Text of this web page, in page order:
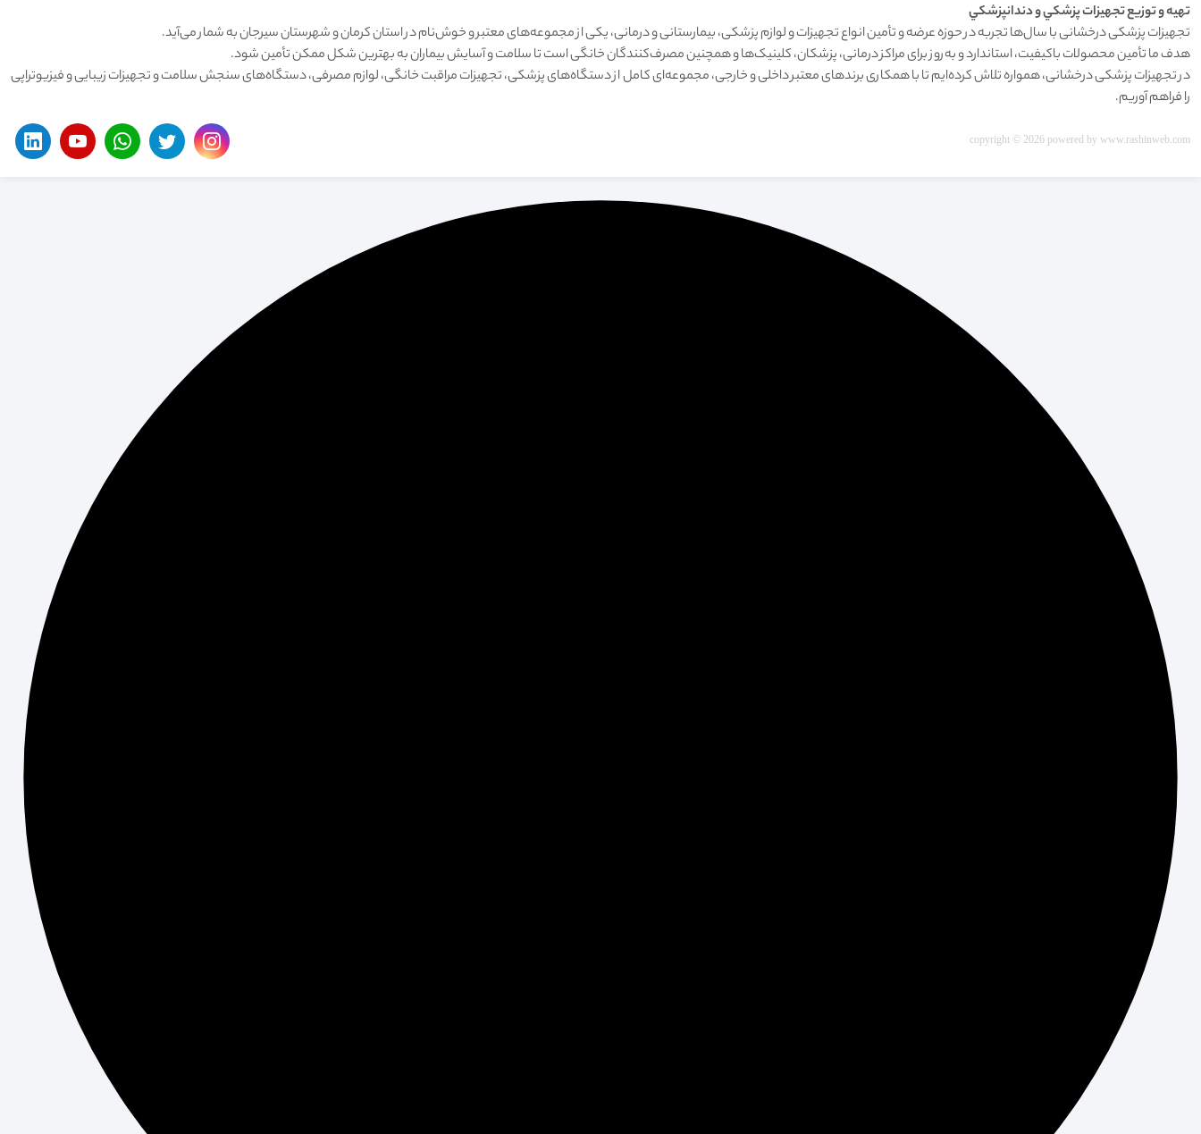
تهيه و توزيع تجهيزات پزشکي و دندانپزشکي
تجهیزات پزشکی درخشانی با سال‌ها تجربه در حوزه عرضه و تأمین انواع تجهیزات و لوازم پزشکی، بیمارستانی و درمانی، یکی از مجموعه‌های معتبر و خوش‌نام در استان کرمان و شهرستان سیرجان به شمار می‌آید.
هدف ما تأمین محصولات باکیفیت، استاندارد و به‌روز برای مراکز درمانی، پزشکان، کلینیک‌ها و همچنین مصرف‌کنندگان خانگی است تا سلامت و آسایش بیماران به بهترین شکل ممکن تأمین شود.
در تجهیزات پزشکی درخشانی، همواره تلاش کرده‌ایم تا با همکاری برندهای معتبر داخلی و خارجی، مجموعه‌ای کامل از دستگاه‌های پزشکی، تجهیزات مراقبت خانگی، لوازم مصرفی، دستگاه‌های سنجش سلامت و تجهیزات زیبایی و فیزیوتراپی
را فراهم آوریم.
copyright © 2026 powered by www.rashinweb.com